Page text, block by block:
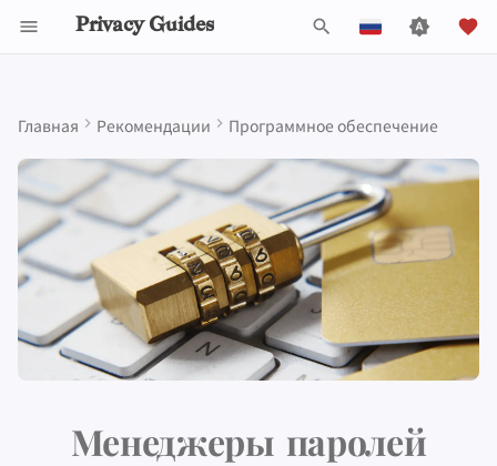
Privacy Guides
ц
и
а
и
Español
Français
עִברִית
Italiano
Nederlands
中文 (繁體)
中文 (繁體，台灣)
имеет значение
Моделирование угроз
Распространённые
угрозы
Распространенные
Создание аккаунта
Многофакторная
аутентификация
Выбор
Безопасность
электронной почты
Обзор Tor
Приватные платежи
Типы
коммуникационных
сетей
iOS Overview
Linux Overview
Обзор macOS
Обзор Qubes
Email Servers
File Management
Браузеры для
компьютеров
Мобильные браузеры
Browser Extensions
Data Removal Services
DNS-провайдеры
Email Aliasing
Электронная почта
Bitwarden
Proton Pass
1Password
Psono
Security Keys Базовые приложения
Скачивание
Персональный
компьютер
Прошивки для роутера
Device Integrity Choose Your Tools
Expand Your Perspective
Support The Community
Build Alliances
Make It Accessible
Legal Resources
Пожертвовать
Члены команды
Политика проекта
Donation Acceptance
Executive Policy
Privacy Policy
Notices and Disclaimers
Сообщество
Участники
Онлайн-сервисы
Кодекс поведения
Traffic Statistics
написанию
Технические
руководства
Главная Рекомендации Программное обеспечение
Менеджеры паролей